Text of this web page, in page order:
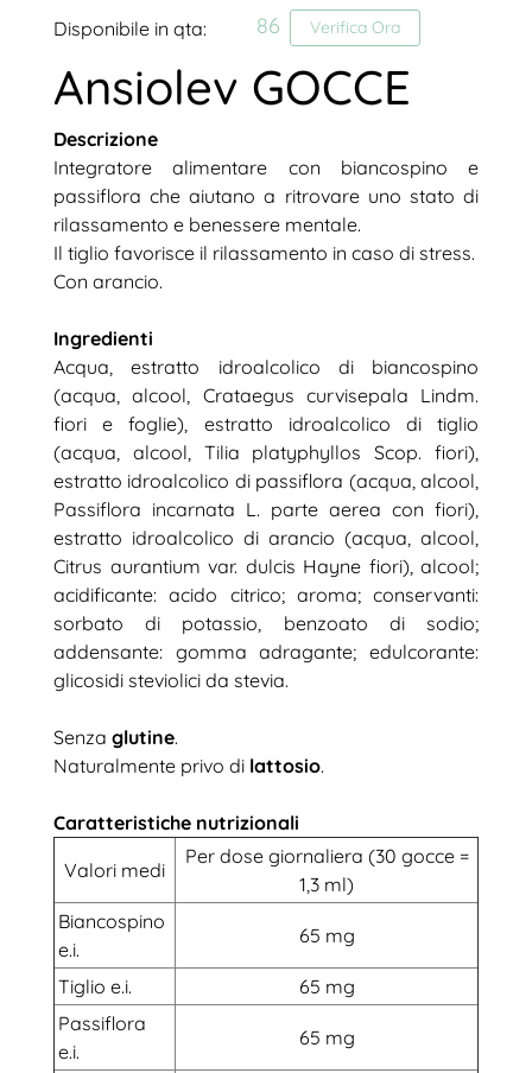
Disponibile in qta:
Verifica Ora
86
Ansiolev GOCCE
Descrizione
Integratore alimentare con biancospino e
passiflora che aiutano a ritrovare uno stato di
rilassamento e benessere mentale.
Il tiglio favorisce il rilassamento in caso di stress.
Con arancio.
Ingredienti
Acqua, estratto idroalcolico di biancospino
(acqua, alcool, Crataegus curvisepala Lindm.
fiori e foglie), estratto idroalcolico di tiglio
(acqua, alcool, Tilia platyphyllos Scop. fiori),
estratto idroalcolico di passiflora (acqua, alcool,
Passiflora incarnata L. parte aerea con fiori),
estratto idroalcolico di arancio (acqua, alcool,
Citrus aurantium var. dulcis Hayne fiori), alcool;
acidificante: acido citrico; aroma; conservanti:
sorbato di potassio, benzoato di sodio;
addensante: gomma adragante; edulcorante:
glicosidi steviolici da stevia.
Senza glutine.
Naturalmente privo di lattosio.
Caratteristiche nutrizionali
Valori medi
Per dose giornaliera (30 gocce =
1,3 ml)
Biancospino
e.i.
65 mg
Tiglio e.i.
65 mg
Passiflora
e.i.
65 mg